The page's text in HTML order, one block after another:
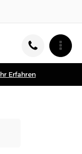
Erfahren